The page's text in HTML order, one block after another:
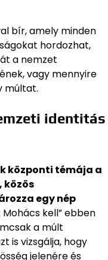
bír, amely minden
hordozhat,
a nemzet
vagy mennyire
múltat.
identitás
központi témája a
közös
egy nép
Mohács kell” ebben
a múlt
is vizsgálja, hogy
jelenére és